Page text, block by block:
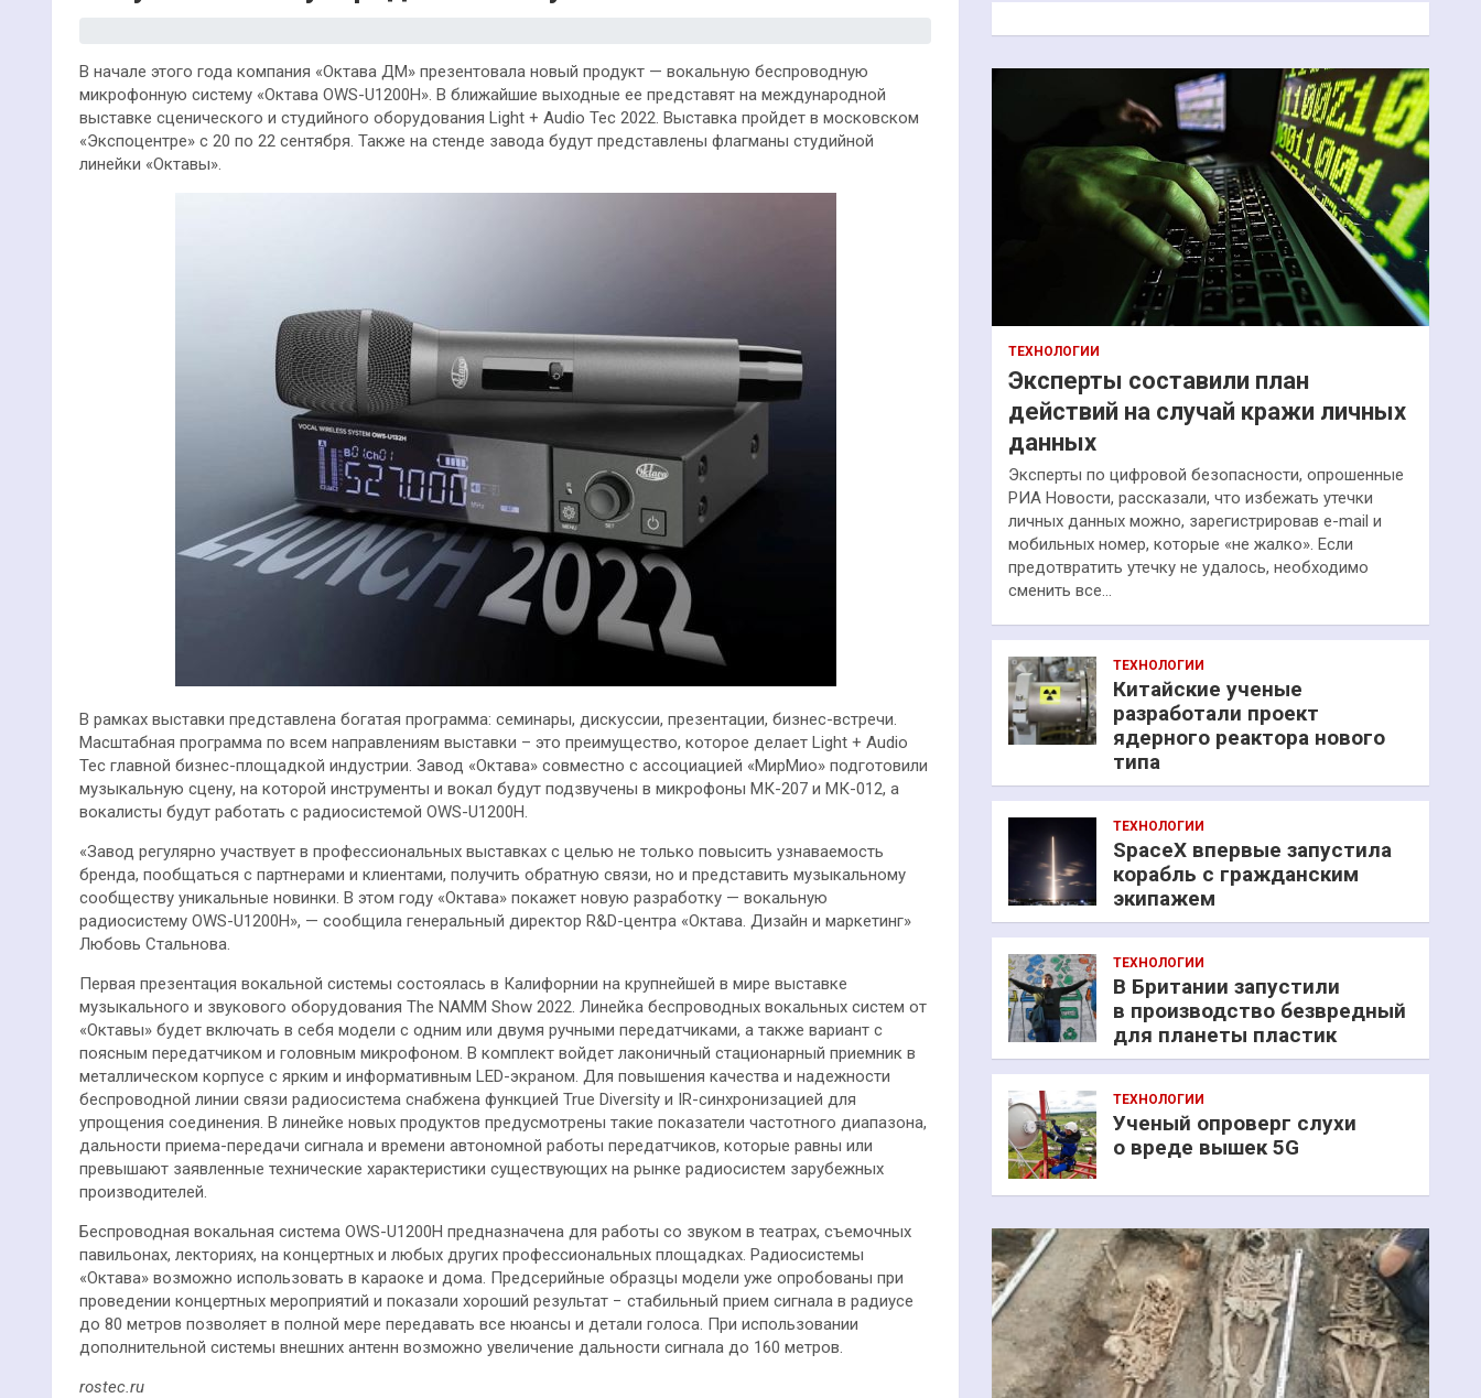
В начале этого года компания «Октава ДМ» презентовала новый продукт — вокальную беспроводную
микрофонную систему «Октава OWS-U1200H». В ближайшие выходные ее представят на международной
выставке сценического и студийного оборудования Light + Audio Tec 2022. Выставка пройдет в московском
«Экспоцентре» с 20 по 22 сентября. Также на стенде завода будут представлены флагманы студийной
линейки «Октавы».
В рамках выставки представлена богатая программа: семинары, дискуссии, презентации, бизнес-встречи.
Масштабная программа по всем направлениям выставки – это преимущество, которое делает Light + Audio
Tec главной бизнес-площадкой индустрии. Завод «Октава» совместно с ассоциацией «МирМио» подготовили
музыкальную сцену, на которой инструменты и вокал будут подзвучены в микрофоны МК-207 и МК-012, а
вокалисты будут работать с радиосистемой OWS-U1200H.
«Завод регулярно участвует в профессиональных выставках с целью не только повысить узнаваемость
бренда, пообщаться с партнерами и клиентами, получить обратную связи, но и представить музыкальному
сообществу уникальные новинки. В этом году «Октава» покажет новую разработку — вокальную
радиосистему OWS-U1200H», — сообщила генеральный директор R&D-центра «Октава. Дизайн и маркетинг»
Любовь Стальнова.
Первая презентация вокальной системы состоялась в Калифорнии на крупнейшей в мире выставке
музыкального и звукового оборудования The NAMM Show 2022. Линейка беспроводных вокальных систем от
«Октавы» будет включать в себя модели с одним или двумя ручными передатчиками, а также вариант с
поясным передатчиком и головным микрофоном. В комплект войдет лаконичный стационарный приемник в
металлическом корпусе с ярким и информативным LED-экраном. Для повышения качества и надежности
беспроводной линии связи радиосистема снабжена функцией True Diversity и IR-синхронизацией для
упрощения соединения. В линейке новых продуктов предусмотрены такие показатели частотного диапазона,
дальности приема-передачи сигнала и времени автономной работы передатчиков, которые равны или
превышают заявленные технические характеристики существующих на рынке радиосистем зарубежных
производителей.
Беспроводная вокальная система OWS-U1200H предназначена для работы со звуком в театрах, съемочных
павильонах, лекториях, на концертных и любых других профессиональных площадках. Радиосистемы
«Октава» возможно использовать в караоке и дома. Предсерийные образцы модели уже опробованы при
проведении концертных мероприятий и показали хороший результат − стабильный прием сигнала в радиусе
до 80 метров позволяет в полной мере передавать все нюансы и детали голоса. При использовании
дополнительной системы внешних антенн возможно увеличение дальности сигнала до 160 метров.
rostec.ru
к
ТЕХНОЛОГИИ
Эксперты составили план
действий на случай кражи личных
данных
Эксперты по цифровой безопасности, опрошенные
РИА Новости, рассказали, что избежать утечки
личных данных можно, зарегистрировав e-mail и
мобильных номер, которые «не жалко». Если
предотвратить утечку не удалось, необходимо
сменить все…
ТЕХНОЛОГИИ
Китайские ученые
разработали проект
ядерного реактора нового
типа
ТЕХНОЛОГИИ
SpaceX впервые запустила
корабль с гражданским
экипажем
ТЕХНОЛОГИИ
В Британии запустили
в производство безвредный
для планеты пластик
ТЕХНОЛОГИИ
Ученый опроверг слухи
о вреде вышек 5G